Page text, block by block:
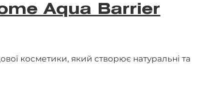
Aqua Barrier
косметики, який створює натуральні та